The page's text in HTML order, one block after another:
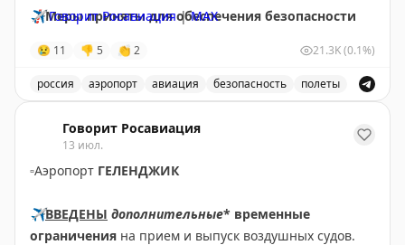
❗️Меры приняты для обеспечения безопасности
✈️ Говорит Росавиация|МАХ
😢 11 👎 5 👏 2 21.3K(0.1%)
россия аэропорт авиация безопасность полеты
Говорит Росавиация
13 июл.
▫️Аэропорт ГЕЛЕНДЖИК
✈️ВВЕДЕНЫ дополнительные* временные
ограничения на прием и выпуск воздушных судов.